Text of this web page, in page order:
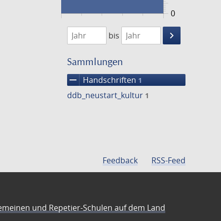
0
1474
1475
bis
keyboard_arrow_right
Suche
Sammlungen
remove Handschriften 1
ddb_neustart_kultur 1
Feedback RSS-Feed
und Repetier-Schulen auf dem Land